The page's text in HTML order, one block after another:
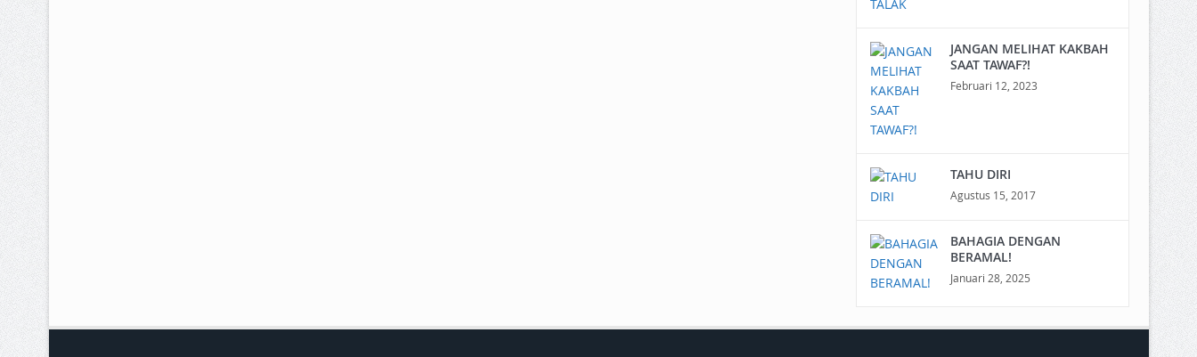
JANGAN MELIHAT KAKBAH
SAAT TAWAF?!
Februari 12, 2023
TAHU DIRI
Agustus 15, 2017
BAHAGIA DENGAN
BERAMAL!
Januari 28, 2025